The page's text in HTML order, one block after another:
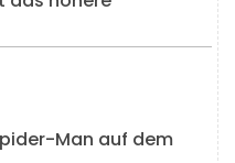
Man auf dem